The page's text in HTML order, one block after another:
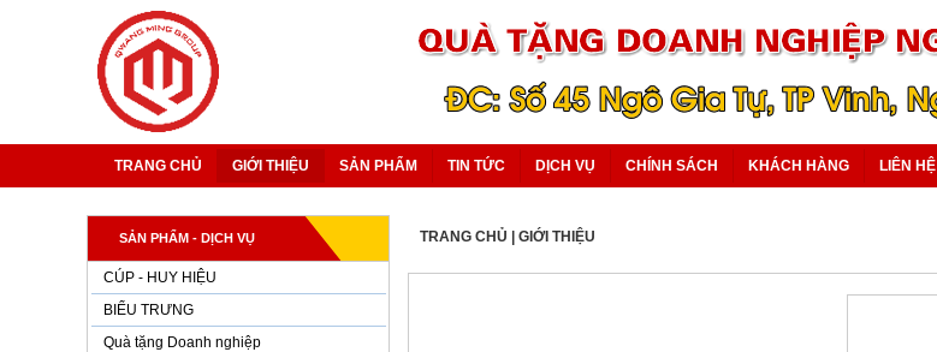
TRANG CHỦ GIỚI THIỆU SẢN PHẨM TIN TỨC DỊCH VỤ CHÍNH SÁCH KHÁCH HÀNG LIÊN HỆ
SẢN PHẨM - DỊCH VỤ
CÚP - HUY HIỆU
BIỂU TRƯNG
Quà tặng Doanh nghiệp
TRANG CHỦ GIỚI THIỆU